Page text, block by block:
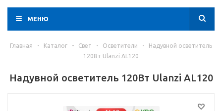
МЕНЮ
Главная - Каталог - Свет - Осветители -
Надувной осветитель
120Вт Ulanzi AL120
Надувной осветитель 120Вт Ulanzi AL120